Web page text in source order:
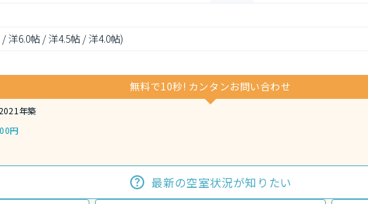
/ 洋6.0帖 / 洋4.5帖 / 洋4.0帖)
無料で10秒! カンタンお問い合わせ
年築
円
最新の空室状況が知りたい